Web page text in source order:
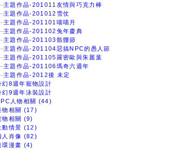
主題作品-201011友情與巧克力棒
主題作品-201012雪仗
主題作品-201101喵喵月
主題作品-201102兔年慶典
主題作品-201103骷髏節
主題作品-201104惡搞NPC的愚人節
主題作品-201105羅密歐與朱麗葉
主題作品-201106瑪奇六週年
主題作品-2012後 未定
幻8週年寵物設計
幻9週年泳裝設計
人物相關 (44)
物相關 (17)
物相關 (9)
動情景 (12)
人肖像 (82)
環漫畫 (4)